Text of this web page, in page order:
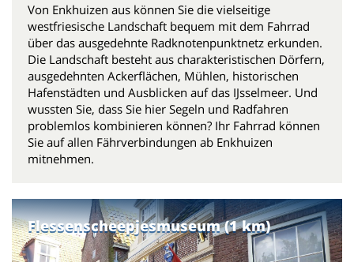
Von Enkhuizen aus können Sie die vielseitige
westfriesische Landschaft bequem mit dem Fahrrad
über das ausgedehnte Radknotenpunktnetz erkunden.
Die Landschaft besteht aus charakteristischen Dörfern,
ausgedehnten Ackerflächen, Mühlen, historischen
Hafenstädten und Ausblicken auf das IJsselmeer. Und
wussten Sie, dass Sie hier Segeln und Radfahren
problemlos kombinieren können? Ihr Fahrrad können
Sie auf allen Fährverbindungen ab Enkhuizen
mitnehmen.
Flessenscheepjesmuseum (1 km)